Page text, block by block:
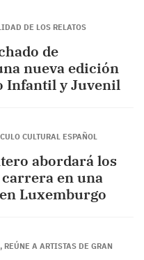
DE LOS RELATOS
de
nueva edición
Infantil y Juvenil
CULTURAL ESPAÑOL
abordará los
en una
Luxemburgo
A ARTISTAS DE GRAN